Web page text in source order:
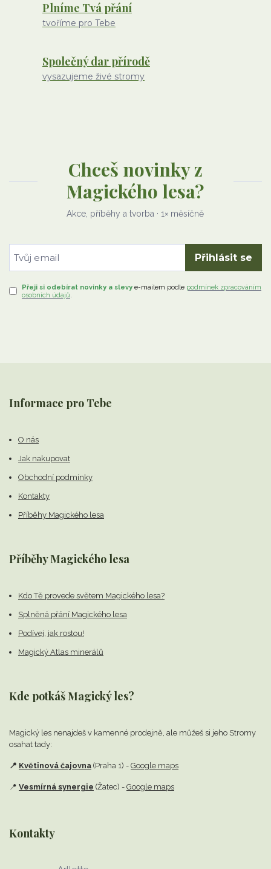
Plníme Tvá přání
tvoříme pro Tebe
Společný dar přírodě
vysazujeme živé stromy
Chceš novinky z
Magického lesa?
Akce, příběhy a tvorba · 1× měsíčně
Přihlásit se
Přeji si odebírat novinky a slevy e-mailem podle podmínek zpracováním
osobních údajů.
Informace pro Tebe
O nás
Jak nakupovat
Obchodní podmínky
Kontakty
Příběhy Magického lesa
Příběhy Magického lesa
Kdo Tě provede světem Magického lesa?
Splněná přání Magického lesa
Podívej, jak rostou!
Magický Atlas minerálů
Kde potkáš Magický les?
Magický les nenajdeš v kamenné prodejně, ale můžeš si jeho Stromy
osahat tady:
📍 Květinová čajovna (Praha 1) - Google maps
📍 Vesmírná synergie (Žatec) - Google maps
Kontakty